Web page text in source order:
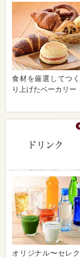
食材を厳選してつく
り上げたベーカリー
オリジナル〜セレク